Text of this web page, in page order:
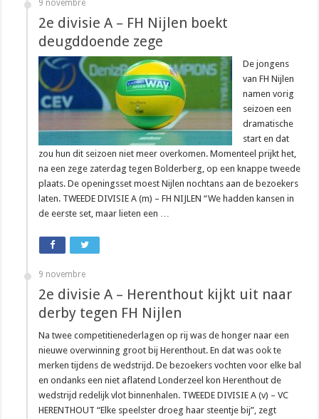
9 novembre
2e divisie A – FH Nijlen boekt
deugddoende zege
De jongens
van FH Nijlen
namen vorig
seizoen een
dramatische
start en dat
zou hun dit seizoen niet meer overkomen. Momenteel prijkt het,
na een zege zaterdag tegen Bolderberg, op een knappe tweede
plaats. De openingsset moest Nijlen nochtans aan de bezoekers
laten. TWEEDE DIVISIE A (m) – FH NIJLEN “We hadden kansen in
de eerste set, maar lieten een …
9 novembre
2e divisie A – Herenthout kijkt uit naar
derby tegen FH Nijlen
Na twee competitienederlagen op rij was de honger naar een
nieuwe overwinning groot bij Herenthout. En dat was ook te
merken tijdens de wedstrijd. De bezoekers vochten voor elke bal
en ondanks een niet aflatend Londerzeel kon Herenthout de
wedstrijd redelijk vlot binnenhalen. TWEEDE DIVISIE A (v) – VC
HERENTHOUT “Elke speelster droeg haar steentje bij”, zegt